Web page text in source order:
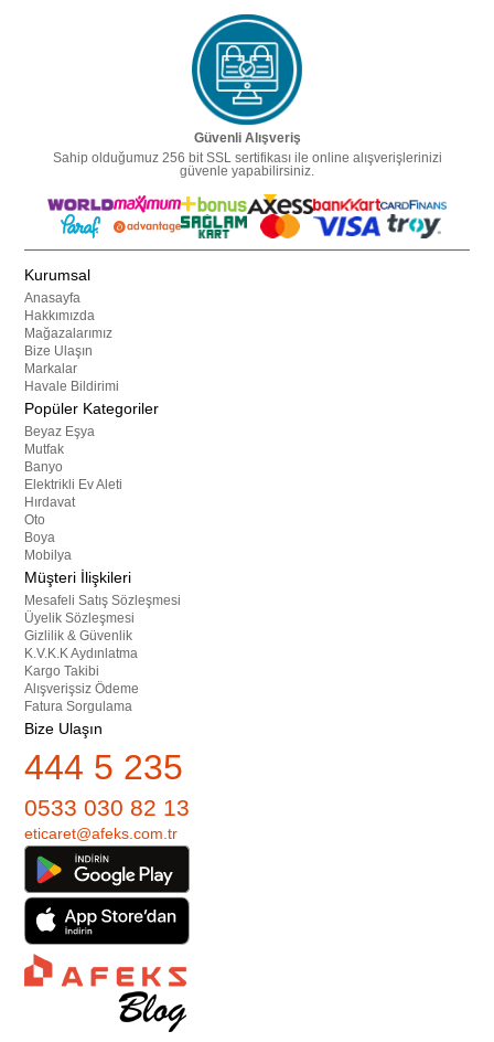
Güvenli Alışveriş
Sahip olduğumuz 256 bit SSL sertifikası ile online alışverişlerinizi
güvenle yapabilirsiniz.
Kurumsal
Anasayfa
Hakkımızda
Mağazalarımız
Bize Ulaşın
Markalar
Havale Bildirimi
Popüler Kategoriler
Beyaz Eşya
Mutfak
Banyo
Elektrikli Ev Aleti
Hırdavat
Oto
Boya
Mobilya
Müşteri İlişkileri
Mesafeli Satış Sözleşmesi
Üyelik Sözleşmesi
Gizlilik & Güvenlik
K.V.K.K Aydınlatma
Kargo Takibi
Alışverişsiz Ödeme
Fatura Sorgulama
Bize Ulaşın
444 5 235
0533 030 82 13
eticaret@afeks.com.tr